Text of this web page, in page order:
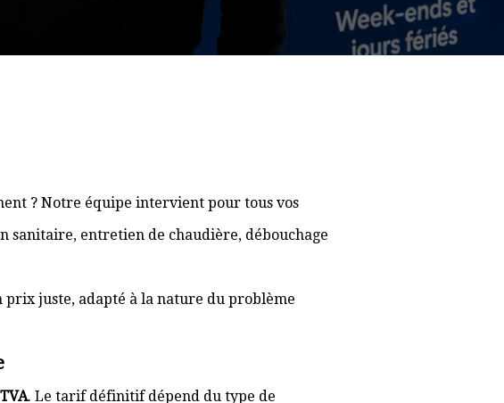
? Notre équipe intervient pour tous vos
sanitaire, entretien de chaudière, débouchage
juste, adapté à la nature du problème
. Le tarif définitif dépend du type de